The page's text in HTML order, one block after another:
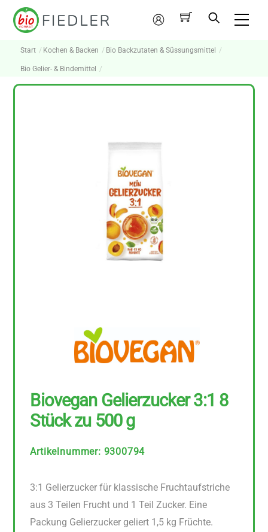
Skip
Mein
Konto
Start Kochen & Backen Bio Backzutaten & Süssungsmittel
Bio Gelier- & Bindemittel
Biovegan Gelierzucker 3:1 8
Stück zu 500 g
Artikelnummer: 9300794
3:1 Gelierzucker für klassische Fruchtaufstriche
aus 3 Teilen Frucht und 1 Teil Zucker. Eine
Packung Gelierzucker geliert 1,5 kg Früchte.